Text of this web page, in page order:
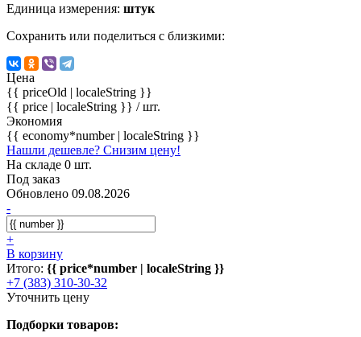
Единица измерения: штук
Сохранить или поделиться с близкими:
Цена
{{ priceOld | localeString }}
{{ price | localeString }} / шт.
Экономия
{{ economy*number | localeString }}
Нашли дешевле? Снизим цену!
На складе 0 шт.
Под заказ
Обновлено 09.08.2026
-
+
В корзину
Итого: {{ price*number | localeString }}
+7 (383) 310-30-32
Уточнить цену
Подборки товаров: